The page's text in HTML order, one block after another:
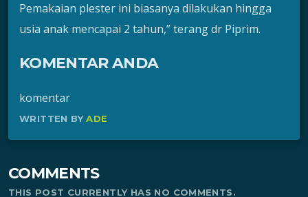
Pemakaian plester ini biasanya dilakukan hingga
usia anak mencapai 2 tahun,” terang dr Piprim.
KOMENTAR ANDA
komentar
WRITTEN BYADE
COMMENTS
THIS POST CURRENTLY HAS NO COMMENTS.